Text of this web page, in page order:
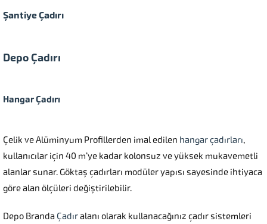
Şantiye Çadırı
Depo Çadırı
Hangar Çadırı
Çelik ve Alüminyum Profillerden imal edilen hangar çadırları,
kullanıcılar için 40 m’ye kadar kolonsuz ve yüksek mukavemetli
alanlar sunar. Göktaş çadırları modüler yapısı sayesinde ihtiyaca
göre alan ölçüleri değiştirilebilir.
Depo Branda Çadıralanı olarak kullanacağınız çadır sistemleri